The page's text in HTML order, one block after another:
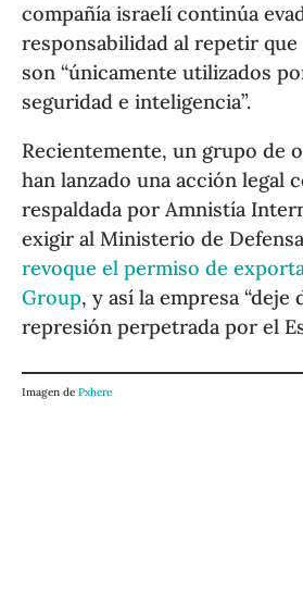
compañía israelí continúa
responsabilidad al repetir
son “únicamente utilizados
seguridad e inteligencia”.
Recientemente, un grupo de
han lanzado una acción legal
respaldada por Amnistía
exigir al Ministerio de
revoque el permiso de
Group, y así la empresa
represión perpetrada por el
Imagen dePxhere